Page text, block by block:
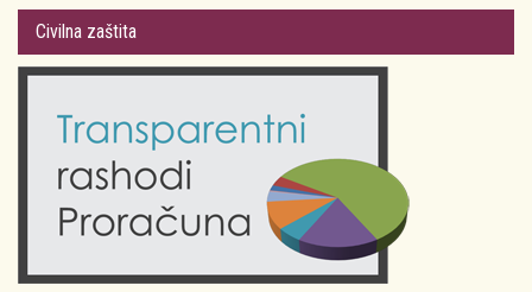
Gradsko vijeće
Odluke Grada Krka (Službene novine PGŽ)
Obrazovanje
Plan Grada Krka
Krk 360° VR panorama
Krk uživo
Fotogalerije
Kalendar događanja
Civilna zaštita